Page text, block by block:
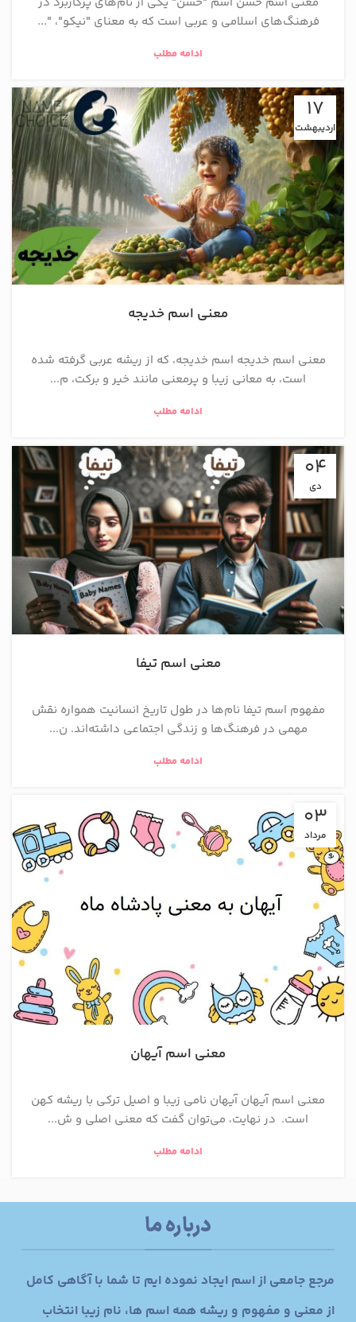
فرهنگ‌های اسلامی و عربی است که به معنای "نیکو"، "...
ادامه مطلب
17
اردیبهشت
معنی اسم خدیجه
معنی اسم خدیجه اسم خدیجه، که از ریشه عربی گرفته شده
است، به معانی زیبا و پرمعنی مانند خیر و برکت، م...
ادامه مطلب
04
دی
معنی اسم تیفا
مفهوم اسم تیفا نام‌ها در طول تاریخ انسانیت همواره نقش
مهمی در فرهنگ‌ها و زندگی اجتماعی داشته‌اند. ن...
ادامه مطلب
03
مرداد
معنی اسم آیهان
معنی اسم آیهان آیهان نامی زیبا و اصیل ترکی با ریشه کهن
است. در نهایت، می‌توان گفت که معنی اصلی و ش...
ادامه مطلب
درباره ما
مرجع جامعی از اسم ایجاد نموده ایم تا شما با آگاهی کامل
از معنی و مفهوم و ریشه همه اسم ها، نام زیبا انتخاب